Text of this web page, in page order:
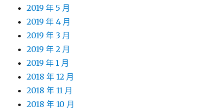
2019 年 5 月
2019 年 4 月
2019 年 3 月
2019 年 2 月
2019 年 1 月
2018 年 12 月
2018 年 11 月
2018 年 10 月